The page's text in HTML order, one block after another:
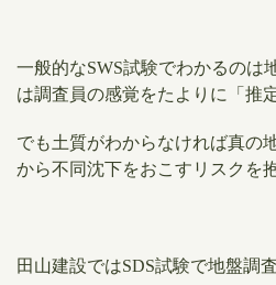
一般的なSWS試験でわかるのは
は調査員の感覚をたよりに 「推
でも土質がわからなければ真の
から不同沈下をおこすリスクを
田山建設ではSDS試験で地盤調